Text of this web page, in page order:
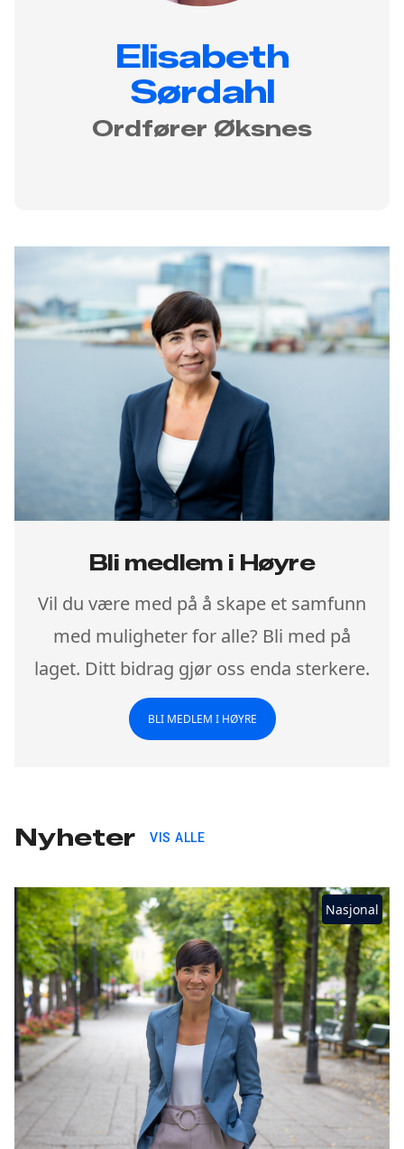
Elisabeth
Sørdahl
Ordfører Øksnes
Bli medlem i Høyre
Vil du være med på å skape et samfunn
med muligheter for alle? Bli med på
laget. Ditt bidrag gjør oss enda sterkere.
BLI MEDLEM I HØYRE
Nyheter VIS ALLE
Nasjonal